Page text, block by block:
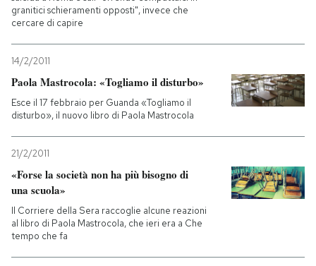
granitici schieramenti opposti", invece che
cercare di capire
14/2/2011
Paola Mastrocola: «Togliamo il disturbo»
Esce il 17 febbraio per Guanda «Togliamo il
disturbo», il nuovo libro di Paola Mastrocola
21/2/2011
«Forse la società non ha più bisogno di
una scuola»
Il Corriere della Sera raccoglie alcune reazioni
al libro di Paola Mastrocola, che ieri era a Che
tempo che fa